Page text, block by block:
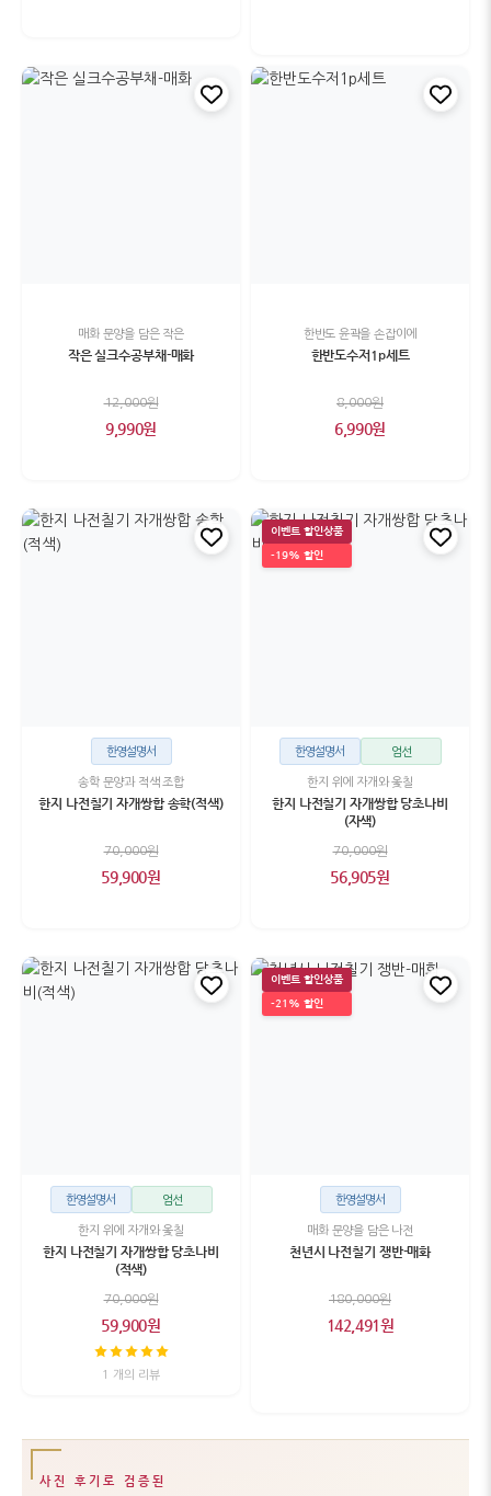
매화 문양을 담은 작은
작은 실크수공부채-매화
12,000원
9,990원
한반도 윤곽을 손잡이에
한반도수저1p세트
8,000원
6,990원
한영설명서
송학 문양과 적색 조합
한지 나전칠기 자개쌍합 송학(적색)
70,000원
59,900원
이벤트 할인상품
-19% 할인
한영설명서 엄선
한지 위에 자개와 옻칠
한지 나전칠기 자개쌍합 당초나비
(자색)
70,000원
56,905원
한영설명서 엄선
한지 위에 자개와 옻칠
한지 나전칠기 자개쌍합 당초나비
(적색)
70,000원
59,900원
1 개의 리뷰
이벤트 할인상품
-21% 할인
한영설명서
매화 문양을 담은 나전
천년시 나전칠기 쟁반-매화
180,000원
142,491원
사진 후기로 검증된